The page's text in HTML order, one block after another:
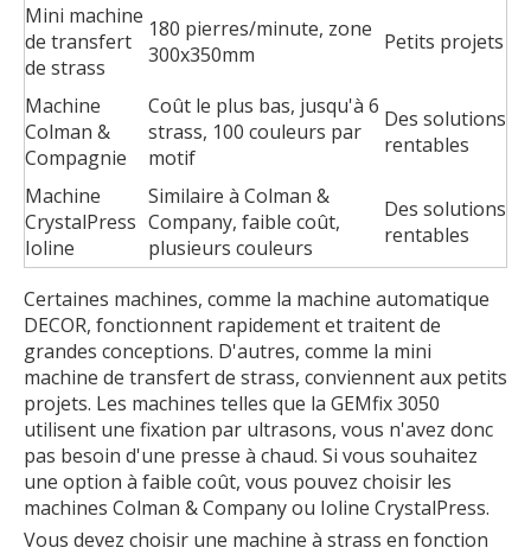
Mini machine
de transfert
de strass
180 pierres/minute, zone
300x350mm
Petits projets
Machine
Colman &
Compagnie
Coût le plus bas, jusqu'à 6
strass, 100 couleurs par
motif
Des solutions
rentables
Machine
CrystalPress
Ioline
Similaire à Colman &
Company, faible coût,
plusieurs couleurs
Des solutions
rentables
Certaines machines, comme la machine automatique
DECOR, fonctionnent rapidement et traitent de
grandes conceptions. D'autres, comme la mini
machine de transfert de strass, conviennent aux petits
projets. Les machines telles que la GEMfix 3050
utilisent une fixation par ultrasons, vous n'avez donc
pas besoin d'une presse à chaud. Si vous souhaitez
une option à faible coût, vous pouvez choisir les
machines Colman & Company ou Ioline CrystalPress.
Vous devez choisir une machine à strass en fonction